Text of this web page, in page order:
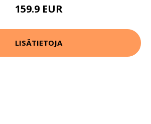
159.9 EUR
LISÄTIETOJA